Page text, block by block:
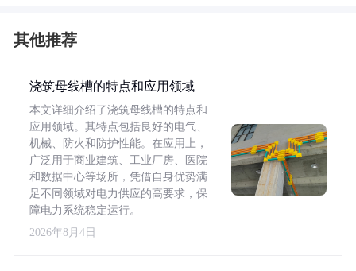
其他推荐
浇筑母线槽的特点和应用领域
本文详细介绍了浇筑母线槽的特点和
应用领域。其特点包括良好的电气、
机械、防火和防护性能。在应用上，
广泛用于商业建筑、工业厂房、医院
和数据中心等场所，凭借自身优势满
足不同领域对电力供应的高要求，保
障电力系统稳定运行。
2026年8月4日